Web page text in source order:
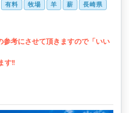
有料 牧場 羊 薪
長崎県
参考にさせて頂きますので「いい
す!!